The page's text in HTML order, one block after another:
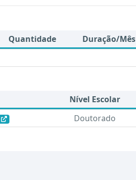
Quantidade Duração/Mês
Nível Escolar
Doutorado